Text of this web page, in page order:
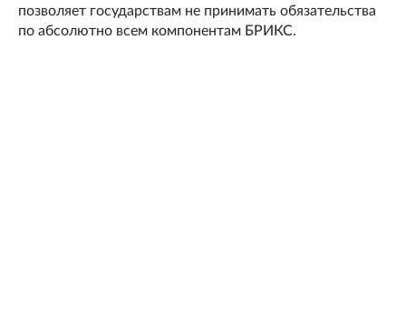
позволяет государствам не принимать обязательства
по абсолютно всем компонентам БРИКС.